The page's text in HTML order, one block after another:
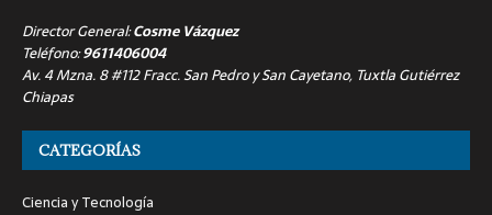
Director General:Cosme Vázquez
Teléfono:9611406004
Av. 4 Mzna. 8 #112 Fracc. San Pedro y San Cayetano, Tuxtla Gutiérrez
Chiapas
CATEGORÍAS
Ciencia y Tecnología